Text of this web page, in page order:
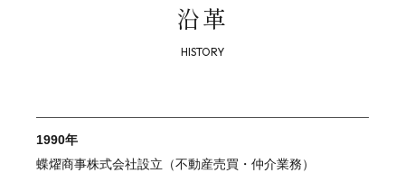
沿革
1990年
蝶燿商事株式会社設立（不動産売買・仲介業務）